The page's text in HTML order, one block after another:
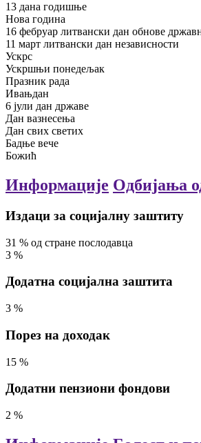
13 дана годишње
Нова година
16 фебруар литвански дан обнове
11 март литвански дан независности
Ускрс
Ускршњи понедељак
Празник рада
Ивањдан
6 јули дан државе
Дан вазнесења
Дан свих светих
Бадње вече
Божић
Информације Одбијања
Издаци за социјалну заштиту
31 % од стране послодавца
3 %
Додатна социјална заштита
3 %
Порез на доходак
15 %
Додатни пензиони фондови
2 %